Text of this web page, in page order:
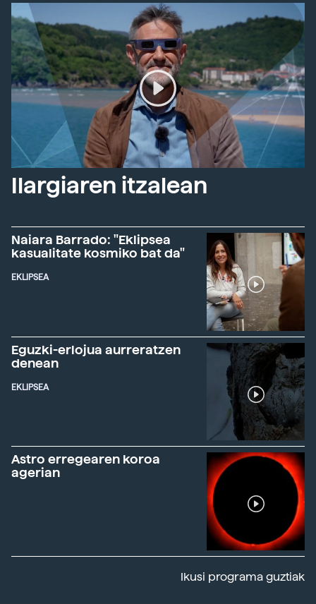
Ilargiaren itzalean
Naiara Barrado: "Eklipsea
kasualitate kosmiko bat da"
EKLIPSEA
Eguzki-erlojua aurreratzen
denean
EKLIPSEA
Astro erregearen koroa
agerian
Ikusi programa guztiak